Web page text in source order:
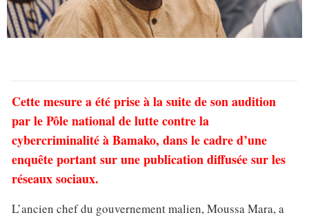
Cette mesure a été prise à la suite de son audition
par le Pôle national de lutte contre la
cybercriminalité à Bamako, dans le cadre d’une
enquête portant sur une publication diffusée sur les
réseaux sociaux.
L’ancien chef du gouvernement malien, Moussa Mara, a